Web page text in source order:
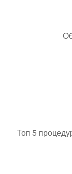
Топ 5